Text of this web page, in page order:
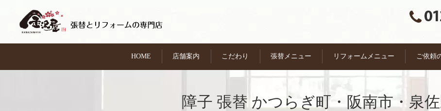
HOME 店舗案内 こだわり 張替メニュー リフォームメニュー ご依頼
障子 張替 かつらぎ町・阪南市・泉